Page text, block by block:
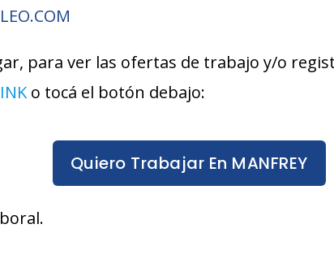
para ver las ofertas de trabajo y/o
o tocá el botón debajo:
Quiero Trabajar En MANFREY